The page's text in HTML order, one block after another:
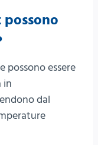
possono essere
in
dal